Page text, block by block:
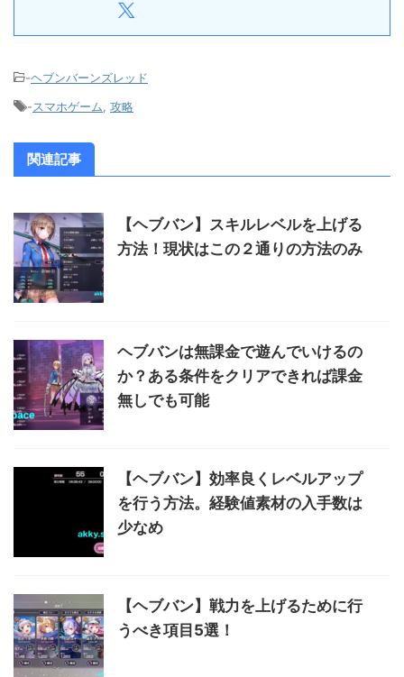
-ヘブンバーンズレッド
-スマホゲーム 攻略
関連記事
【ヘブバン】スキルレベルを上げる
方法！現状はこの２通りの方法のみ
ヘブバンは無課金で遊んでいけるの
か？ある条件をクリアできれば課金
無しでも可能
【ヘブバン】効率良くレベルアップ
を行う方法。経験値素材の入手数は
少なめ
【ヘブバン】戦力を上げるために行
うべき項目5選！